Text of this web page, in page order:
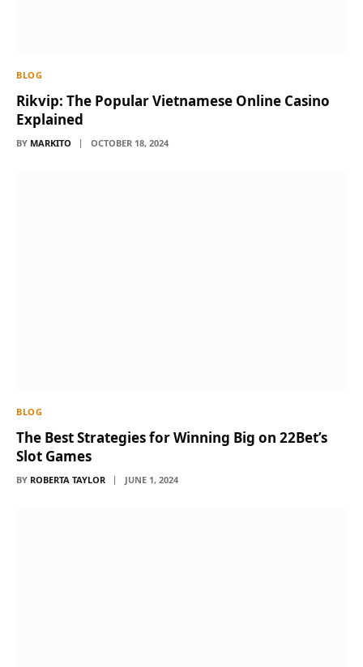
BLOG
Rikvip: The Popular Vietnamese Online Casino
Explained
BY MARKITO OCTOBER 18, 2024
BLOG
The Best Strategies for Winning Big on 22Bet’s
Slot Games
BY ROBERTA TAYLOR JUNE 1, 2024